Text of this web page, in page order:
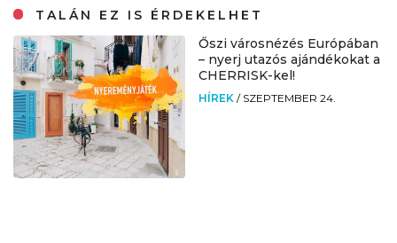
TALÁN EZ IS ÉRDEKELHET
Őszi városnézés Európában
– nyerj utazós ajándékokat a
CHERRISK-kel!
HÍREK / SZEPTEMBER 24.